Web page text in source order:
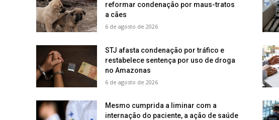
reformar condenação por maus-tratos
a cães
6 de agosto de 2026
STJ afasta condenação por tráfico e
restabelece sentença por uso de droga
no Amazonas
6 de agosto de 2026
Mesmo cumprida a liminar com a
internação do paciente, a ação de saúde